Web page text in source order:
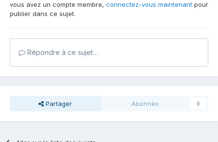
vous avez un compte membre, connectez-vous maintenant pour
publier dans ce sujet.
Répondre à ce sujet…
Partager Abonnés 0